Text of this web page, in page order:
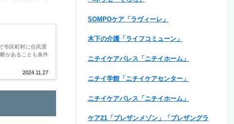
2024.11.27
市区町村に住民票
があることも条件
SOMPOケア「ラヴィーレ」
木下の介護「ライフコミューン」
ニチイケアパレス「ニチイホーム」
ニチイ学館「ニチイケアセンター」
ニチイケアパレス「ニチイホーム」
ケア21「プレザンメゾン」「プレザングラ